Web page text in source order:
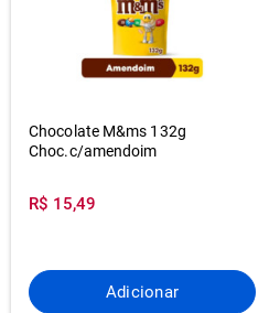
Chocolate M&ms 132g
Choc.c/amendoim
R$ 15,49
Adicionar